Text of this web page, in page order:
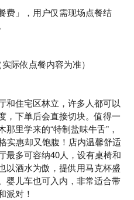
费」，用户仅需现场点餐结
际依点餐内容为准）
和住宅区林立，许多人都可以
，下单后会直接切块。值得一
里学来的“特制盐味牛舌”，
实惠却又饱腹！店内温馨舒适
最多可容纳40人，设有桌椅和
以酒水为傲，提供用马克杯盛
婴儿车也可入内，非常适合带
派对！